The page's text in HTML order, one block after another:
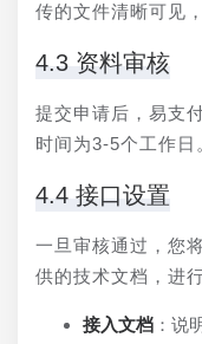
传的文件清晰可见
4.3 资料审核
提交申请后，易支
时间为3-5个工作日
4.4 接口设置
一旦审核通过，您
供的技术文档，进
接入文档 ：说